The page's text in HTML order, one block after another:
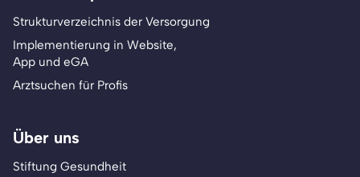
Strukturverzeichnis der Versorgung
Implementierung in Website,
App und eGA
Arztsuchen für Profis
Über uns
Stiftung Gesundheit